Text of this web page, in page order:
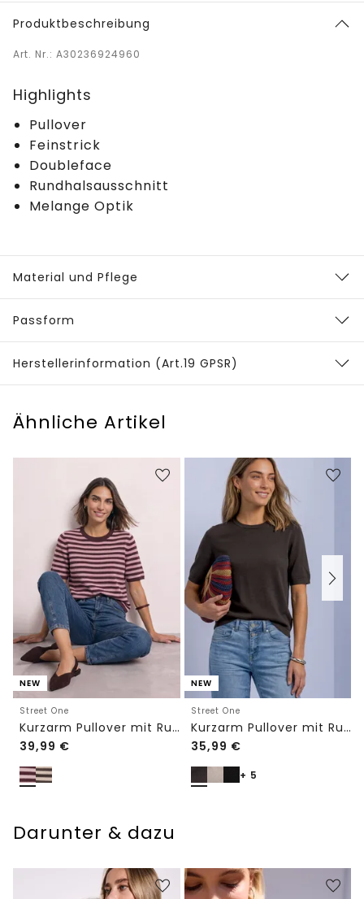
Produktbeschreibung
Art. Nr.: A30236924960
Highlights
Pullover
Feinstrick
Doubleface
Rundhalsausschnitt
Melange Optik
Material und Pflege
Passform
Herstellerinformation (Art.19 GPSR)
Ähnliche Artikel
NEW
Street One
Kurzarm Pullover mit Rundhals und Streifen
39,99 €
NEW
Street One
Kurzarm Pullover mit Rundhals in Unifarbe
35,99 €
+ 5
Darunter & dazu